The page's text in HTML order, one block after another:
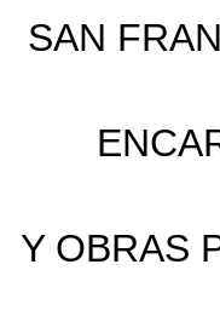
SAN
Y OBRAS